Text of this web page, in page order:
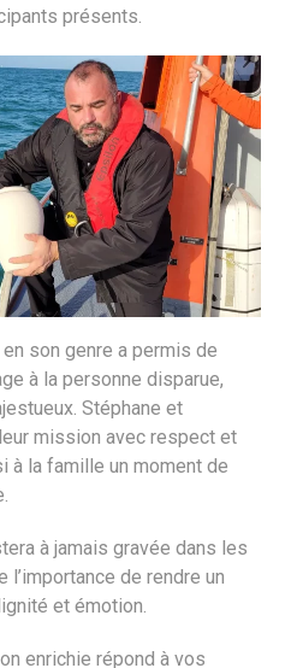
présents.
son genre a permis de
à la personne disparue,
Stéphane et
mission avec respect et
à la famille un moment de
à jamais gravée dans les
de rendre un
et émotion.
enrichie répond à vos